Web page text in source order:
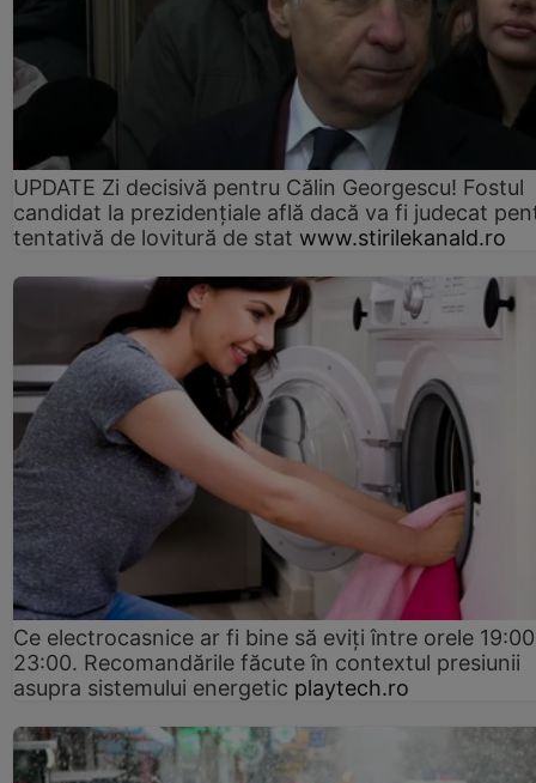
UPDATE Zi decisivă pentru Călin Georgescu! Fostul
candidat la prezidențiale află dacă va fi judecat
tentativă de lovitură de stat www.stirilekanald.ro
Ce electrocasnice ar fi bine să eviți între orele
23:00. Recomandările făcute în contextul presiunii
asupra sistemului energetic playtech.ro